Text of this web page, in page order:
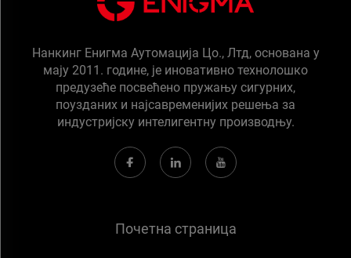
Нанкинг Енигма Аутомација Цо., Лтд, основана у
мају 2011. године, је иновативно технолошко
предузеће посвећено пружању сигурних,
поузданих и најсавременијих решења за
индустријску интелигентну производњу.
Почетна страница